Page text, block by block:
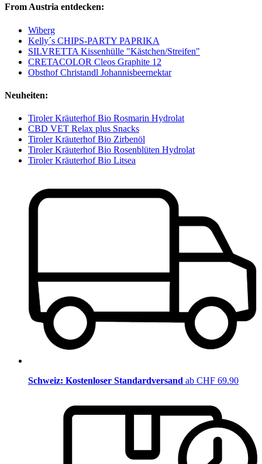
From Austria entdecken:
Wiberg
Kelly´s CHIPS-PARTY PAPRIKA
SILVRETTA Kissenhülle "Kästchen/Streifen"
CRETACOLOR Cleos Graphite 12
Obsthof Christandl Johannisbeernektar
Neuheiten:
Tiroler Kräuterhof Bio Rosmarin Hydrolat
CBD VET Relax plus Snacks
Tiroler Kräuterhof Bio Zirbenöl
Tiroler Kräuterhof Bio Rosenblüten Hydrolat
Tiroler Kräuterhof Bio Litsea
Schweiz: Kostenloser Standardversand ab CHF 69.90